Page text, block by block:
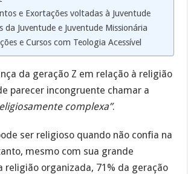
e Exortações voltadas à Juventude
da Juventude e Juventude Missionária
e Cursos com Teologia Acessível
da geração Z em relação à religião
parecer incongruente chamar a
complexa”.
ser religioso quando não confia na
mesmo com sua grande
religião organizada, 71% da geração